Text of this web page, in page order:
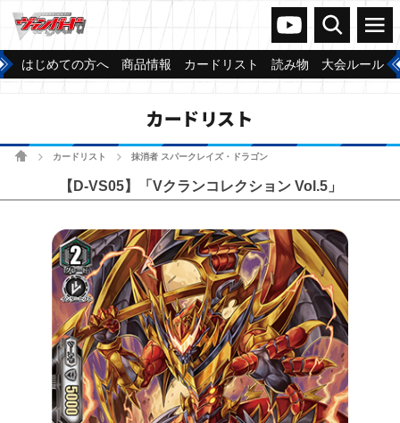
ヴァンガードch
検索 メニュー
はじめての方へ 商品情報 カードリスト 読み物 大会ルール
カードリスト
ホームカードリスト 抹消者 スパークレイズ・ドラゴン
【D-VS05】「Vクランコレクション Vol.5」